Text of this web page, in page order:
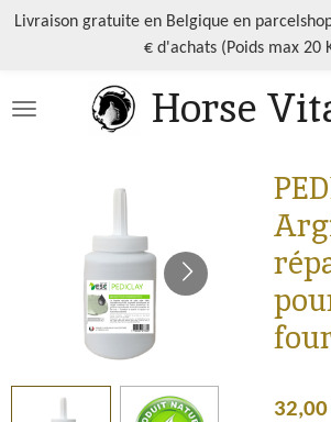
Passer
principal
Horse
Livraison gratuite en Belgique en
€ d'achats (Poids max 20